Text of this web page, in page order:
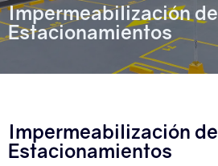
Impermeabilización de
Estacionamientos
Impermeabilización de
Estacionamientos